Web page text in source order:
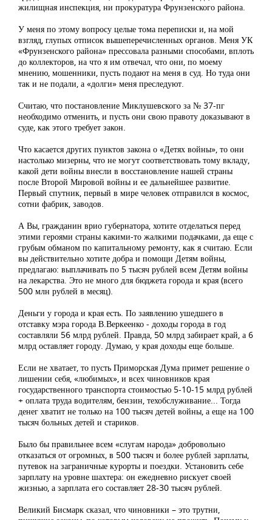
жилищная инспекция, ни прокуратура Фрунзенского района.
У меня по этому вопросу целые тома переписки и, на мой
взгляд, глупых отписок вышеперечисленных органов. Меня УК
«Фрунзенского района» прессовала разными способами, вплоть
до коллекторов, на что я им отвечал, что они, по моему
мнению, мошенники, пусть подают на меня в суд. Но туда они
так и не подали, а «долги» меня преследуют.
Считаю, что постановление Миклушевского за № 37-пг
необходимо отменить, и пусть они свою правоту доказывают в
суде, как этого требует закон.
Что касается других пунктов закона о «Детях войны», то они
настолько мизерны, что не могут соответствовать тому вкладу,
какой дети войны внесли в восстановление нашей страны
после Второй Мировой войны и ее дальнейшее развитие.
Первый спутник, первый в мире человек отправился в космос,
сотни фабрик, заводов.
А Вы, гражданин врио губернатора, хотите отделаться перед
этими героями страны какими-то жалкими подачками, да еще с
грубым обманом по капитальному ремонту, как я считаю. Если
вы действительно хотите добра и помощи Детям войны,
предлагаю: выплачивать по 5 тысяч рублей всем Детям войны
на лекарства. Это не много для бюджета города и края (всего
500 млн рублей в месяц).
Деньги у города и края есть. По заявлению ушедшего в
отставку мэра города В.Веркеенко - доходы города в год
составляли 56 млрд рублей. Правда, 50 млрд забирает край, а 6
млрд оставляет городу. Думаю, у края доходы еще больше.
Если не хватает, то пусть Приморская Дума примет решение о
лишении себя, «любимых», и всех чиновников края
государственного транспорта стоимостью 5-10-15 млрд рублей
+ оплата труда водителям, бензин, техобслуживание... Тогда
денег хватит не только на 100 тысяч детей войны, а еще на 100
тысяч больных детей и стариков.
Было бы правильнее всем «слугам народа» добровольно
отказаться от огромных, в 500 тысяч и более рублей зарплаты,
путевок на заграничные курорты и поездки. Установить себе
зарплату на уровне шахтера: он ежедневно рискует своей
жизнью, а зарплата его составляет 28-30 тысяч рублей.
Великий Бисмарк сказал, что чиновники – это трутни,